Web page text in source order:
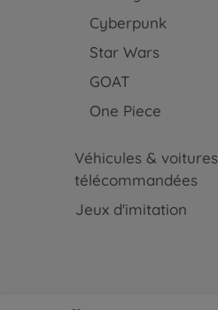
Cyberpunk
Star Wars
GOAT
One Piece
Véhicules & voitures
télécommandées
Jeux d'imitation